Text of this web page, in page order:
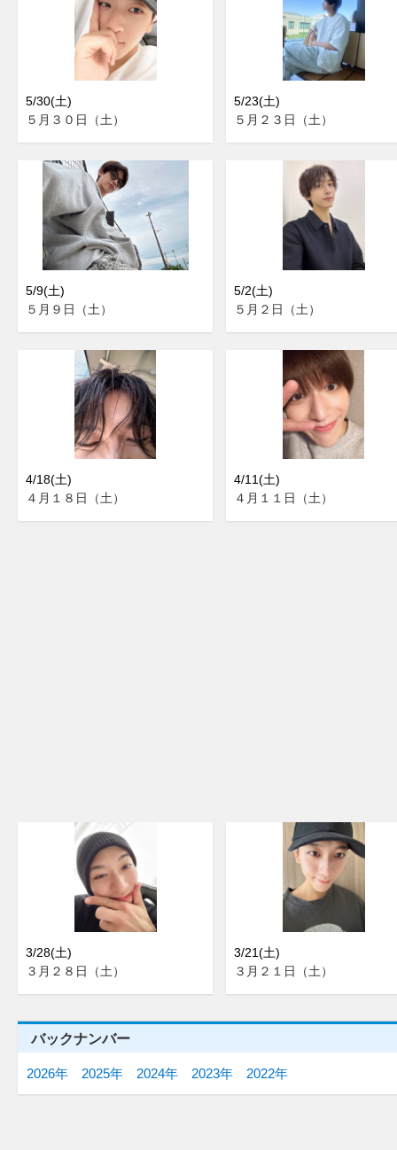
5/30(土)
５月３０日（土）
5/23(土)
５月２３日（土）
5/9(土)
５月９日（土）
5/2(土)
５月２日（土）
4/18(土)
４月１８日（土）
4/11(土)
４月１１日（土）
3/28(土)
３月２８日（土）
3/21(土)
３月２１日（土）
バックナンバー
2026年 2025年 2024年 2023年 2022年